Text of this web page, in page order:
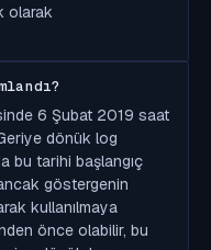
olarak
6 Şubat 2019 saat
dönük log
bu tarihi başlangıç
göstergenin
kullanılmaya
önce olabilir, bu